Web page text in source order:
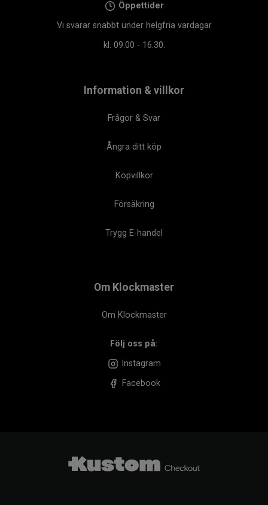
Öppettider
Vi svarar snabbt under helgfria vardagar
kl. 09.00 - 16.30.
Information & villkor
Frågor & Svar
Ångra ditt köp
Köpvillkor
Försäkring
Trygg E-handel
Om Klockmaster
Om Klockmaster
Följ oss på:
Instagram
Facebook